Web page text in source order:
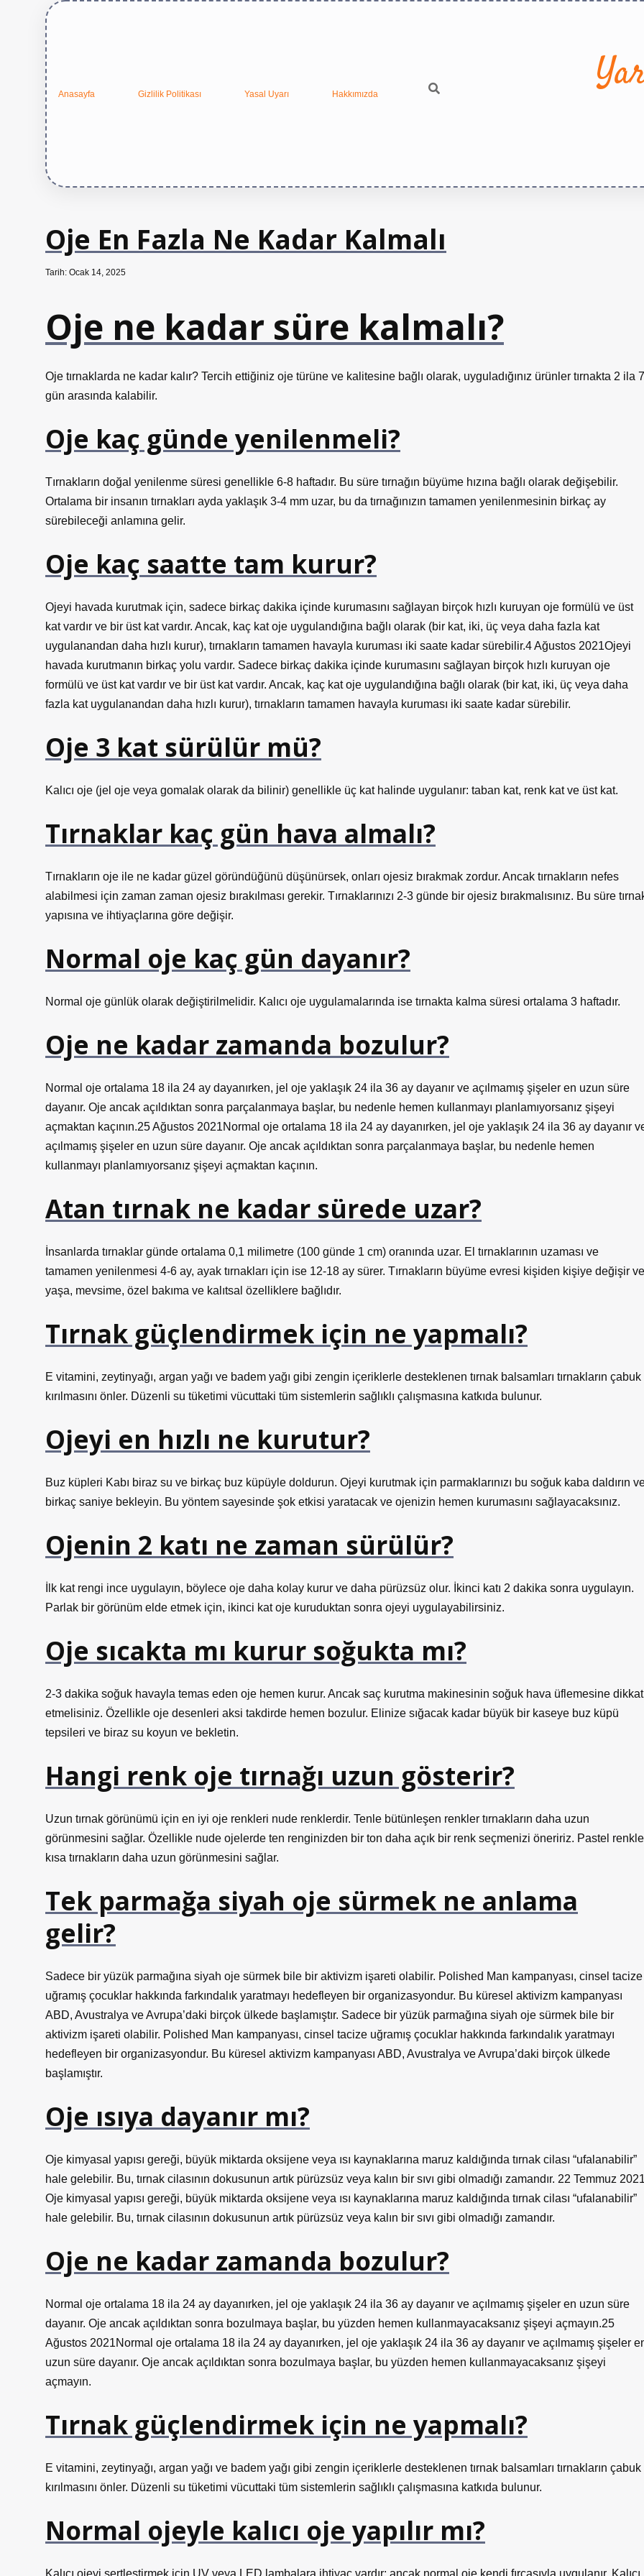
Anasayfa Gizlilik Politikası Yasal Uyarı Hakkımızda
Oje En Fazla Ne Kadar Kalmalı
Tarih: Ocak 14, 2025
Oje ne kadar süre kalmalı?
Oje tırnaklarda ne kadar kalır? Tercih ettiğiniz oje türüne ve kalitesine bağlı olarak, uyguladığınız ürünler tırnakta 2 ila 7
gün arasında kalabilir.
Oje kaç günde yenilenmeli?
Tırnakların doğal yenilenme süresi genellikle 6-8 haftadır. Bu süre tırnağın büyüme hızına bağlı olarak değişebilir.
Ortalama bir insanın tırnakları ayda yaklaşık 3-4 mm uzar, bu da tırnağınızın tamamen yenilenmesinin birkaç ay
sürebileceği anlamına gelir.
Oje kaç saatte tam kurur?
Ojeyi havada kurutmak için, sadece birkaç dakika içinde kurumasını sağlayan birçok hızlı kuruyan oje formülü ve üst
kat vardır ve bir üst kat vardır. Ancak, kaç kat oje uygulandığına bağlı olarak (bir kat, iki, üç veya daha fazla kat
uygulanandan daha hızlı kurur), tırnakların tamamen havayla kuruması iki saate kadar sürebilir.4 Ağustos 2021Ojeyi
havada kurutmanın birkaç yolu vardır. Sadece birkaç dakika içinde kurumasını sağlayan birçok hızlı kuruyan oje
formülü ve üst kat vardır ve bir üst kat vardır. Ancak, kaç kat oje uygulandığına bağlı olarak (bir kat, iki, üç veya daha
fazla kat uygulanandan daha hızlı kurur), tırnakların tamamen havayla kuruması iki saate kadar sürebilir.
Oje 3 kat sürülür mü?
Kalıcı oje (jel oje veya gomalak olarak da bilinir) genellikle üç kat halinde uygulanır: taban kat, renk kat ve üst kat.
Tırnaklar kaç gün hava almalı?
Tırnakların oje ile ne kadar güzel göründüğünü düşünürsek, onları ojesiz bırakmak zordur. Ancak tırnakların nefes
alabilmesi için zaman zaman ojesiz bırakılması gerekir. Tırnaklarınızı 2-3 günde bir ojesiz bırakmalısınız. Bu süre
yapısına ve ihtiyaçlarına göre değişir.
Normal oje kaç gün dayanır?
Normal oje günlük olarak değiştirilmelidir. Kalıcı oje uygulamalarında ise tırnakta kalma süresi ortalama 3 haftadır.
Oje ne kadar zamanda bozulur?
Normal oje ortalama 18 ila 24 ay dayanırken, jel oje yaklaşık 24 ila 36 ay dayanır ve açılmamış şişeler en uzun süre
dayanır. Oje ancak açıldıktan sonra parçalanmaya başlar, bu nedenle hemen kullanmayı planlamıyorsanız şişeyi
açmaktan kaçının.25 Ağustos 2021Normal oje ortalama 18 ila 24 ay dayanırken, jel oje yaklaşık 24 ila 36 ay dayanır
açılmamış şişeler en uzun süre dayanır. Oje ancak açıldıktan sonra parçalanmaya başlar, bu nedenle hemen
kullanmayı planlamıyorsanız şişeyi açmaktan kaçının.
Atan tırnak ne kadar sürede uzar?
İnsanlarda tırnaklar günde ortalama 0,1 milimetre (100 günde 1 cm) oranında uzar. El tırnaklarının uzaması ve
tamamen yenilenmesi 4-6 ay, ayak tırnakları için ise 12-18 ay sürer. Tırnakların büyüme evresi kişiden kişiye değişir ve
yaşa, mevsime, özel bakıma ve kalıtsal özelliklere bağlıdır.
Tırnak güçlendirmek için ne yapmalı?
E vitamini, zeytinyağı, argan yağı ve badem yağı gibi zengin içeriklerle desteklenen tırnak balsamları tırnakların çabuk
kırılmasını önler. Düzenli su tüketimi vücuttaki tüm sistemlerin sağlıklı çalışmasına katkıda bulunur.
Ojeyi en hızlı ne kurutur?
Buz küpleri Kabı biraz su ve birkaç buz küpüyle doldurun. Ojeyi kurutmak için parmaklarınızı bu soğuk kaba daldırın
birkaç saniye bekleyin. Bu yöntem sayesinde şok etkisi yaratacak ve ojenizin hemen kurumasını sağlayacaksınız.
Ojenin 2 katı ne zaman sürülür?
İlk kat rengi ince uygulayın, böylece oje daha kolay kurur ve daha pürüzsüz olur. İkinci katı 2 dakika sonra uygulayın.
Parlak bir görünüm elde etmek için, ikinci kat oje kuruduktan sonra ojeyi uygulayabilirsiniz.
Oje sıcakta mı kurur soğukta mı?
2-3 dakika soğuk havayla temas eden oje hemen kurur. Ancak saç kurutma makinesinin soğuk hava üflemesine dikkat
etmelisiniz. Özellikle oje desenleri aksi takdirde hemen bozulur. Elinize sığacak kadar büyük bir kaseye buz küpü
tepsileri ve biraz su koyun ve bekletin.
Hangi renk oje tırnağı uzun gösterir?
Uzun tırnak görünümü için en iyi oje renkleri nude renklerdir. Tenle bütünleşen renkler tırnakların daha uzun
görünmesini sağlar. Özellikle nude ojelerde ten renginizden bir ton daha açık bir renk seçmenizi öneririz. Pastel
kısa tırnakların daha uzun görünmesini sağlar.
Tek parmağa siyah oje sürmek ne anlama
gelir?
Sadece bir yüzük parmağına siyah oje sürmek bile bir aktivizm işareti olabilir. Polished Man kampanyası, cinsel tacize
uğramış çocuklar hakkında farkındalık yaratmayı hedefleyen bir organizasyondur. Bu küresel aktivizm kampanyası
ABD, Avustralya ve Avrupa’daki birçok ülkede başlamıştır. Sadece bir yüzük parmağına siyah oje sürmek bile bir
aktivizm işareti olabilir. Polished Man kampanyası, cinsel tacize uğramış çocuklar hakkında farkındalık yaratmayı
hedefleyen bir organizasyondur. Bu küresel aktivizm kampanyası ABD, Avustralya ve Avrupa’daki birçok ülkede
başlamıştır.
Oje ısıya dayanır mı?
Oje kimyasal yapısı gereği, büyük miktarda oksijene veya ısı kaynaklarına maruz kaldığında tırnak cilası “ufalanabilir”
hale gelebilir. Bu, tırnak cilasının dokusunun artık pürüzsüz veya kalın bir sıvı gibi olmadığı zamandır. 22 Temmuz
Oje kimyasal yapısı gereği, büyük miktarda oksijene veya ısı kaynaklarına maruz kaldığında tırnak cilası “ufalanabilir”
hale gelebilir. Bu, tırnak cilasının dokusunun artık pürüzsüz veya kalın bir sıvı gibi olmadığı zamandır.
Oje ne kadar zamanda bozulur?
Normal oje ortalama 18 ila 24 ay dayanırken, jel oje yaklaşık 24 ila 36 ay dayanır ve açılmamış şişeler en uzun süre
dayanır. Oje ancak açıldıktan sonra bozulmaya başlar, bu yüzden hemen kullanmayacaksanız şişeyi açmayın.25
Ağustos 2021Normal oje ortalama 18 ila 24 ay dayanırken, jel oje yaklaşık 24 ila 36 ay dayanır ve açılmamış şişeler
uzun süre dayanır. Oje ancak açıldıktan sonra bozulmaya başlar, bu yüzden hemen kullanmayacaksanız şişeyi
açmayın.
Tırnak güçlendirmek için ne yapmalı?
E vitamini, zeytinyağı, argan yağı ve badem yağı gibi zengin içeriklerle desteklenen tırnak balsamları tırnakların çabuk
kırılmasını önler. Düzenli su tüketimi vücuttaki tüm sistemlerin sağlıklı çalışmasına katkıda bulunur.
Normal ojeyle kalıcı oje yapılır mı?
Kalıcı ojeyi sertleştirmek için UV veya LED lambalara ihtiyaç vardır; ancak normal oje kendi fırçasıyla uygulanır. Kalıcı